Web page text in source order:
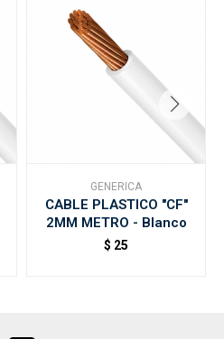
GENERICA
CABLE PLASTICO "CF"
2MM METRO - Blanco
$ 25